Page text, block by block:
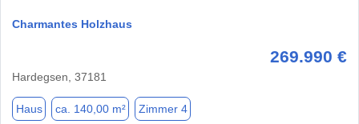
Charmantes Holzhaus
269.990 €
Hardegsen, 37181
Haus ca. 140,00 m² Zimmer 4